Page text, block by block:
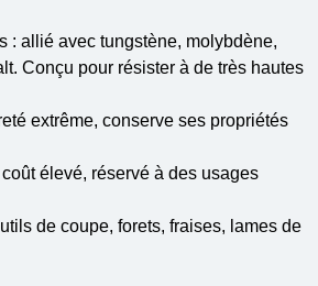
: allié avec tungstène, molybdène,
Conçu pour résister à de très hautes
extrême, conserve ses propriétés
coût élevé, réservé à des usages
de coupe, forets, fraises, lames de